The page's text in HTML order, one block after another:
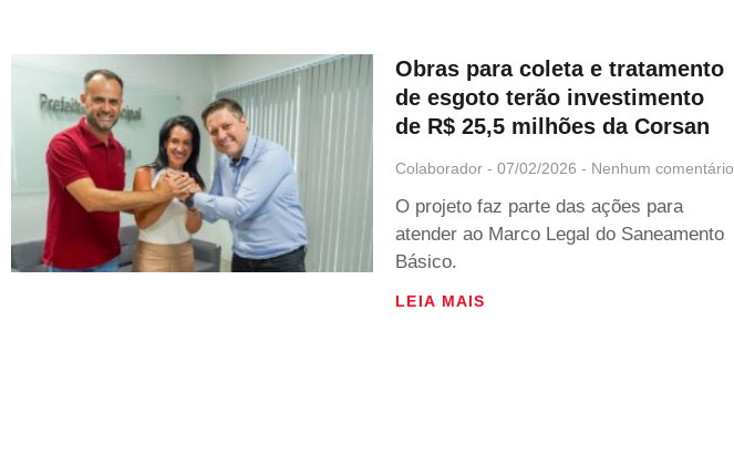
Obras para coleta e tratamento
de esgoto terão investimento
de R$ 25,5 milhões da Corsan
Colaborador 07/02/2026 Nenhum comentário
O projeto faz parte das ações para
atender ao Marco Legal do Saneamento
Básico.
LEIA MAIS